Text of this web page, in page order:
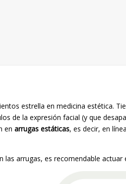
estrella en medicina estética.
de la expresión facial (y que
en arrugas estáticas, es decir, en
arrugas, es recomendable